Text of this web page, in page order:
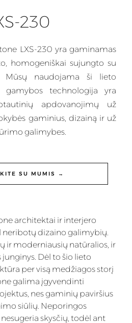
230
LXS-230 yra gaminamas
homogeniškai sujungto su
Mūsų naudojama ši
lieto
gamybos technologija yra
apdovanojimų už
gaminius, dizainą ir už
galimybes.
SU MUMIS →
architektai ir interjero
neribotų dizaino galimybių.
ir moderniausių natūralios, ir
Dėl to šio lieto
per visą medžiagos storį
galima įgyvendinti
nes gaminių paviršius
siūlių. Neporingos
skysčių, todėl ant